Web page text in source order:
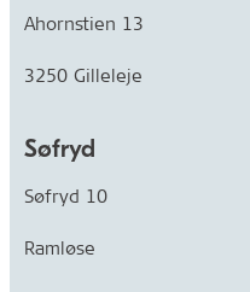
Ahornstien 13
3250 Gilleleje
Søfryd
Søfryd 10
Ramløse